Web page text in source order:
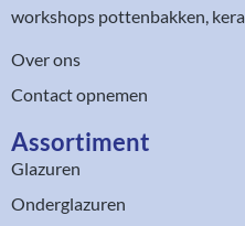
workshops pottenbakken,
Over ons
Contact opnemen
Assortiment​
Glazuren
Onderglazuren